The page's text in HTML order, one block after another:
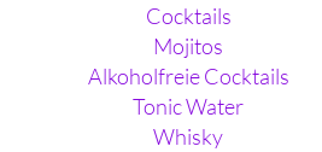
Cocktails
Mojitos
Alkoholfreie Cocktails
Tonic Water
Whisky